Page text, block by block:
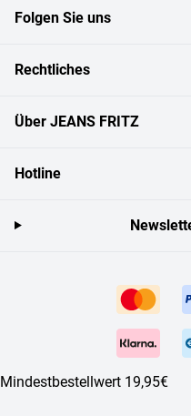
Folgen Sie uns
Rechtliches
Über JEANS FRITZ
Hotline
Mindestbestellwert 19,95€